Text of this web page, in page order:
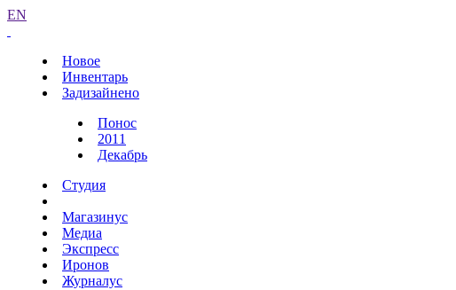
EN
Новое
Инвентарь
Задизайнено
Понос
2011
Декабрь
Студия
Магазинус
Медиа
Экспресс
Иронов
Журналус